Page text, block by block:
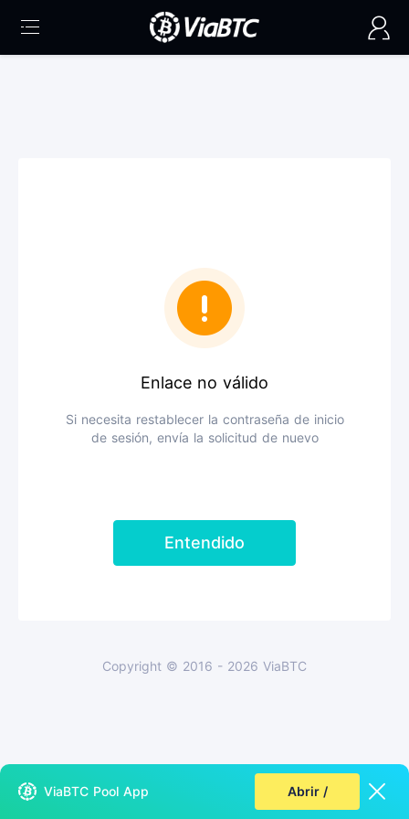
ViaBTC Pool App Abrir /
Enlace no válido
Si necesita restablecer la contraseña de inicio
de sesión, envía la solicitud de nuevo
Entendido
Copyright © 2016 - 2026 ViaBTC